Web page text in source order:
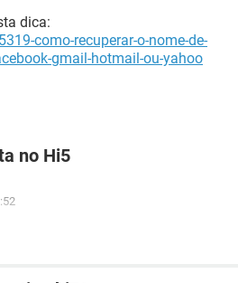
dica:
como-recuperar-o-nome-de-
gmail-hotmail-ou-yahoo
no Hi5